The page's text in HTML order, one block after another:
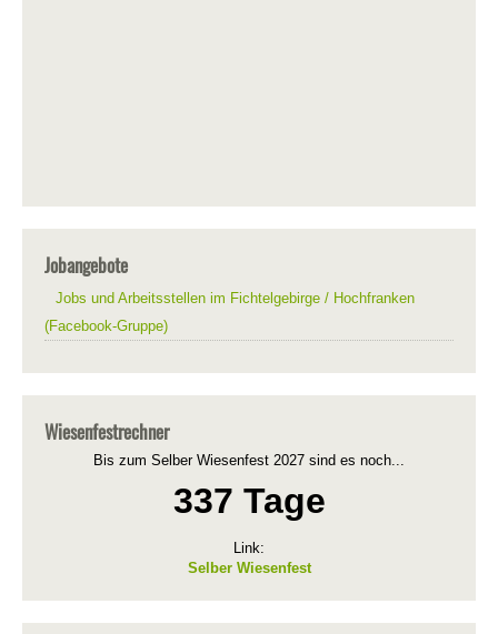
Jobangebote
Jobs und Arbeitsstellen im Fichtelgebirge / Hochfranken
(Facebook-Gruppe)
Wiesenfestrechner
Bis zum Selber Wiesenfest 2027 sind es noch...
337 Tage
Link:
Selber Wiesenfest